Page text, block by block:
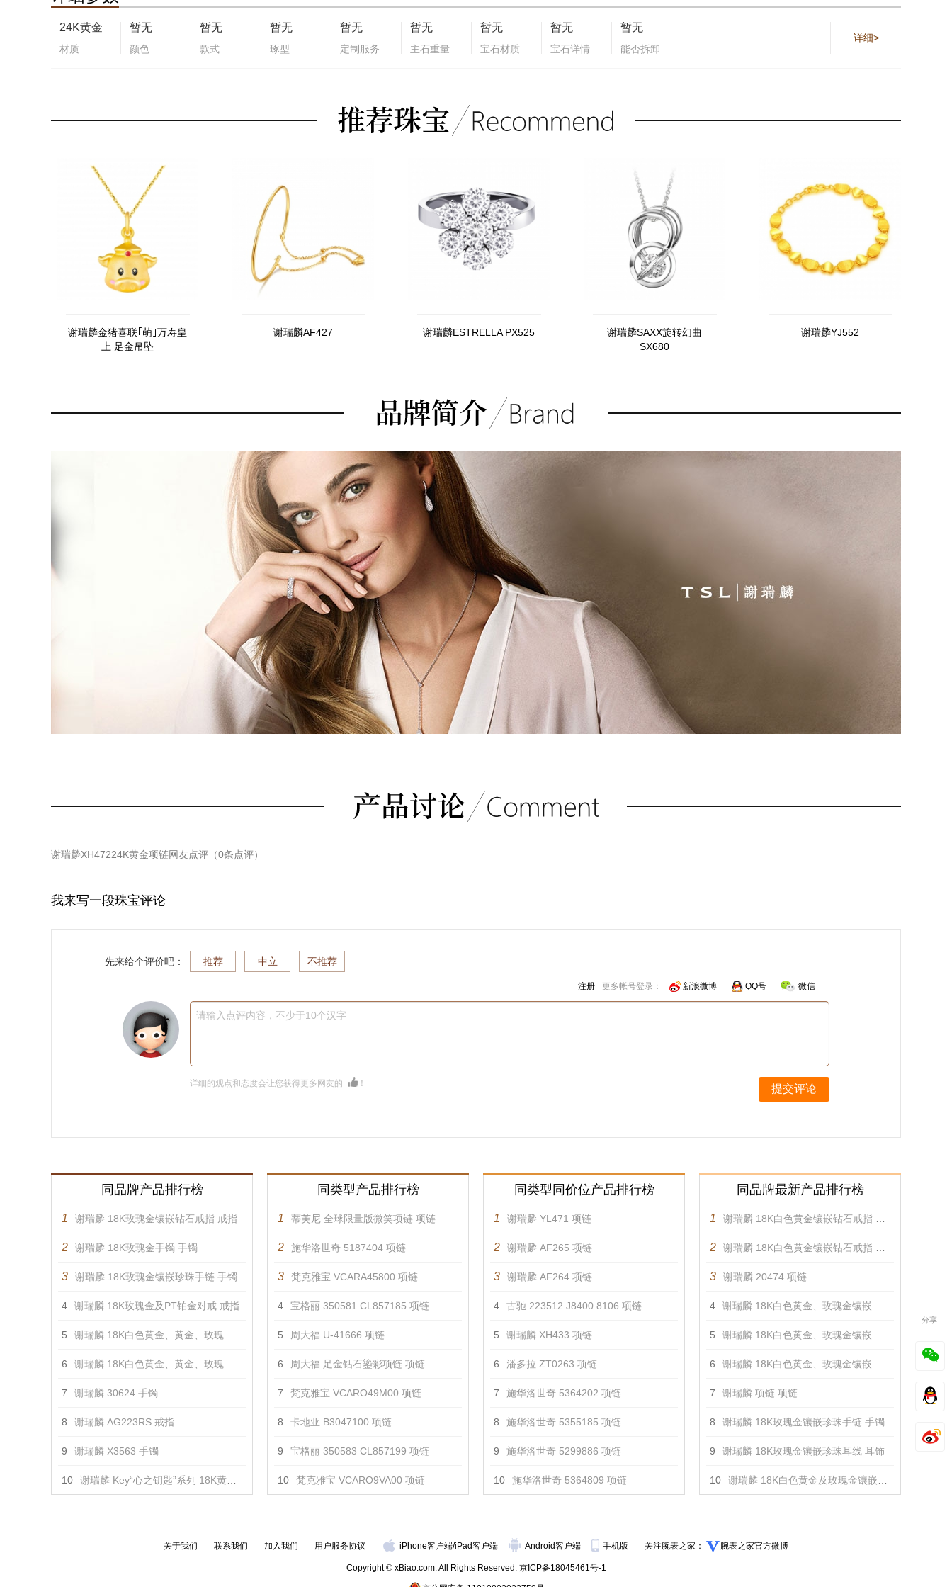
24K黄金
材质
暂无
颜色
暂无
款式
暂无
琢型
暂无
定制服务
暂无
主石重量
暂无
宝石材质
暂无
宝石详情
暂无
能否拆卸
详细>
谢瑞麟金猪喜联｢萌｣万寿皇
上 足金吊坠
谢瑞麟AF427 谢瑞麟ESTRELLA PX525
谢瑞麟SAXX旋转幻曲
SX680
谢瑞麟YJ552
谢瑞麟XH47224K黄金项链网友点评（0条点评）
我来写一段珠宝评论
先来给个评价吧： 推荐 中立 不推荐
注册 更多帐号登录： 新浪微博 QQ号 微信
请输入点评内容，不少于10个汉字
详细的观点和态度会让您获得更多网友的 ！ 提交评论
同品牌产品排行榜
1 谢瑞麟 18K玫瑰金镶嵌钻石戒指 戒指
2 谢瑞麟 18K玫瑰金手镯 手镯
3 谢瑞麟 18K玫瑰金镶嵌珍珠手链 手镯
4 谢瑞麟 18K玫瑰金及PT铂金对戒 戒指
5 谢瑞麟 18K白色黄金、黄金、玫瑰金镶钻对戒 戒指
6 谢瑞麟 18K白色黄金、黄金、玫瑰金镶钻对戒 戒指
7 谢瑞麟 30624 手镯
8 谢瑞麟 AG223RS 戒指
9 谢瑞麟 X3563 手镯
10 谢瑞麟 Key“心之钥匙”系列 18K黄金及白色黄金配镶黄色及白色钻石吊坠（小） 吊坠
同类型产品排行榜
1 蒂芙尼 全球限量版微笑项链 项链
2 施华洛世奇 5187404 项链
3 梵克雅宝 VCARA45800 项链
4 宝格丽 350581 CL857185 项链
5 周大福 U-41666 项链
6 周大福 足金钻石鎏彩项链 项链
7 梵克雅宝 VCARO49M00 项链
8 卡地亚 B3047100 项链
9 宝格丽 350583 CL857199 项链
10 梵克雅宝 VCARO9VA00 项链
同类型同价位产品排行榜
1 谢瑞麟 YL471 项链
2 谢瑞麟 AF265 项链
3 谢瑞麟 AF264 项链
4 古驰 223512 J8400 8106 项链
5 谢瑞麟 XH433 项链
6 潘多拉 ZT0263 项链
7 施华洛世奇 5364202 项链
8 施华洛世奇 5355185 项链
9 施华洛世奇 5299886 项链
10 施华洛世奇 5364809 项链
同品牌最新产品排行榜
1 谢瑞麟 18K白色黄金镶嵌钻石戒指 戒指
2 谢瑞麟 18K白色黄金镶嵌钻石戒指 戒指
3 谢瑞麟 20474 项链
4 谢瑞麟 18K白色黄金、玫瑰金镶嵌钻石戒指 戒指
5 谢瑞麟 18K白色黄金、玫瑰金镶嵌钻石手链 手镯
6 谢瑞麟 18K白色黄金、玫瑰金镶嵌钻石项链 项链
7 谢瑞麟 项链 项链
8 谢瑞麟 18K玫瑰金镶嵌珍珠手链 手镯
9 谢瑞麟 18K玫瑰金镶嵌珍珠耳线 耳饰
10 谢瑞麟 18K白色黄金及玫瑰金镶嵌钻石耳钉 耳饰
关于我们 联系我们 加入我们 用户服务协议 iPhone客户端/iPad客户端 Android客户端 手机版 关注腕表之家： 腕表之家官方微博
Copyright © xBiao.com. All Rights Reserved. 京ICP备18045461号-1
分享